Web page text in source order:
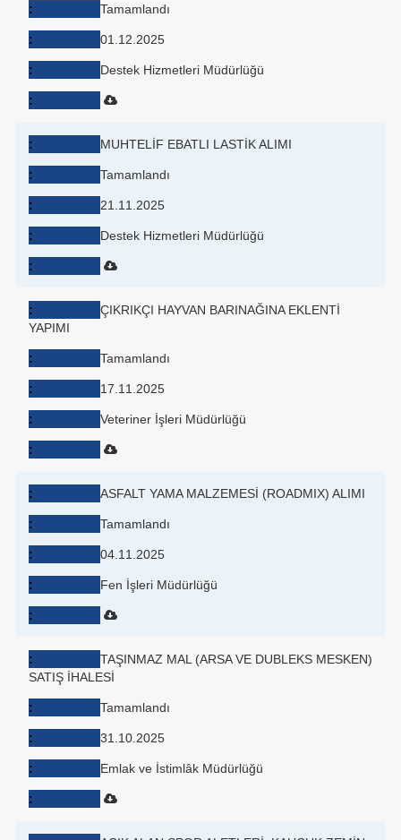
Tamamlandı
01.12.2025
Destek Hizmetleri Müdürlüğü
MUHTELİF EBATLI LASTİK ALIMI
Tamamlandı
21.11.2025
Destek Hizmetleri Müdürlüğü
ÇIKRIKÇI HAYVAN BARINAĞINA EKLENTİ
YAPIMI
Tamamlandı
17.11.2025
Veteriner İşleri Müdürlüğü
ASFALT YAMA MALZEMESİ (ROADMIX) ALIMI
Tamamlandı
04.11.2025
Fen İşleri Müdürlüğü
TAŞINMAZ MAL (ARSA VE DUBLEKS MESKEN)
SATIŞ İHALESİ
Tamamlandı
31.10.2025
Emlak ve İstimlâk Müdürlüğü